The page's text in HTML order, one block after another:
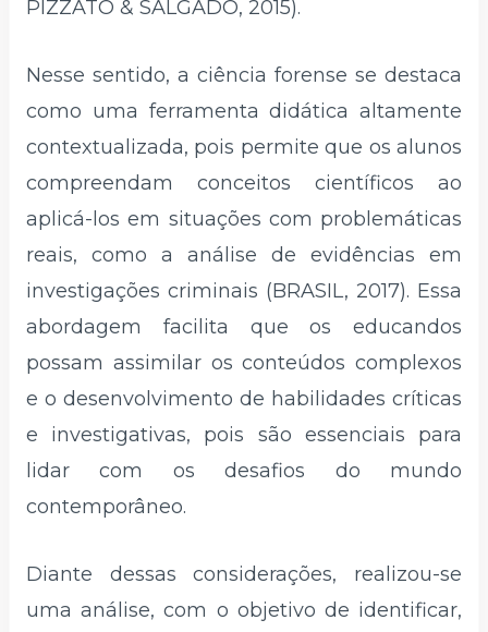
PIZZATO & SALGADO, 2015).
Nesse sentido, a ciência forense se destaca
como uma ferramenta didática altamente
contextualizada, pois permite que os alunos
compreendam conceitos científicos ao
aplicá-los em situações com problemáticas
reais, como a análise de evidências em
investigações criminais (BRASIL, 2017). Essa
abordagem facilita que os educandos
possam assimilar os conteúdos complexos
e o desenvolvimento de habilidades críticas
e investigativas, pois são essenciais para
lidar com os desafios do mundo
contemporâneo.
Diante dessas considerações, realizou-se
uma análise, com o objetivo de identificar,